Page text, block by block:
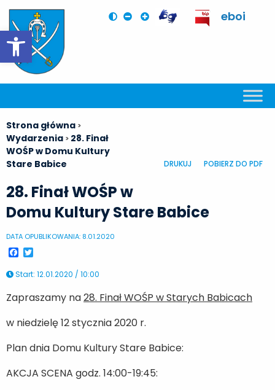
Otwórz pasek narzędzi
eboi
Strona główna >
Wydarzenia > 28. Finał
WOŚP w Domu Kultury
Stare Babice
DRUKUJ POBIERZ DO PDF
28. Finał WOŚP w
Domu Kultury Stare Babice
DATA OPUBLIKOWANIA: 8.01.2020
Facebook
Start: 12.01.2020 / 10:00
Zapraszamy na28. Finał WOŚP w Starych Babicach
w niedzielę 12 stycznia 2020 r.
Plan dnia Domu Kultury Stare Babice:
AKCJA SCENA godz. 14:00-19:45: